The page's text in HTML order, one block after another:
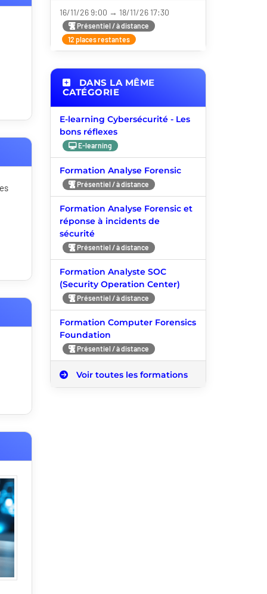
16/11/26 9:00 → 18/11/26 17:30
Présentiel / à distance
12 places restantes
DANS LA MÊME
CATÉGORIE
E-learning Cybersécurité - Les
bons réflexes
E-learning
Formation Analyse Forensic
Présentiel / à distance
Formation Analyse Forensic et
réponse à incidents de
sécurité
Présentiel / à distance
Formation Analyste SOC
(Security Operation Center)
Présentiel / à distance
Formation Computer Forensics
Foundation
Présentiel / à distance
Voir toutes les formations